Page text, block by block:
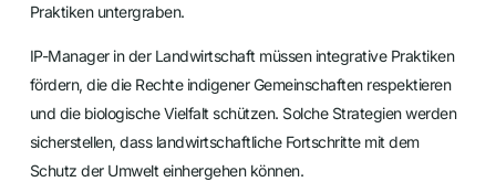
Praktiken untergraben.
IP-Manager in der Landwirtschaft müssen integrative Praktiken
fördern, die die Rechte indigener Gemeinschaften respektieren
und die biologische Vielfalt schützen. Solche Strategien werden
sicherstellen, dass landwirtschaftliche Fortschritte mit dem
Schutz der Umwelt einhergehen können.